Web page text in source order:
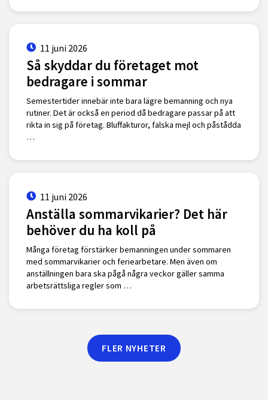
11 juni 2026
Så skyddar du företaget mot
bedragare i sommar
Semestertider innebär inte bara lägre bemanning och nya
rutiner. Det är också en period då bedragare passar på att
rikta in sig på företag. Bluffakturor, falska mejl och påstådda
…
11 juni 2026
Anställa sommarvikarier? Det här
behöver du ha koll på
Många företag förstärker bemanningen under sommaren
med sommarvikarier och feriearbetare. Men även om
anställningen bara ska pågå några veckor gäller samma
arbetsrättsliga regler som …
FLER NYHETER